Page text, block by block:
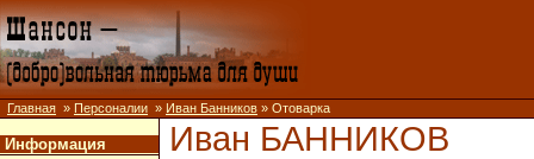
Главная » Персоналии » Иван Банников » Отоварка
Информация Иван БАННИКОВ